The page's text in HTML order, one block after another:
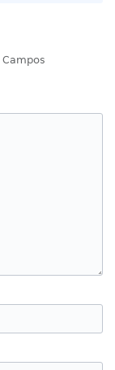
Campos